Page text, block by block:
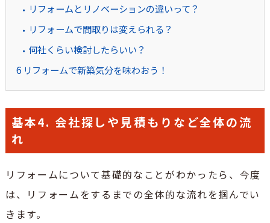
リフォームとリノベーションの違いって？
リフォームで間取りは変えられる？
何社くらい検討したらいい？
6リフォームで新築気分を味わおう！
基本4. 会社探しや見積もりなど全体の流
れ
リフォームについて基礎的なことがわかったら、今度
は、リフォームをするまでの全体的な流れを掴んでい
きます。